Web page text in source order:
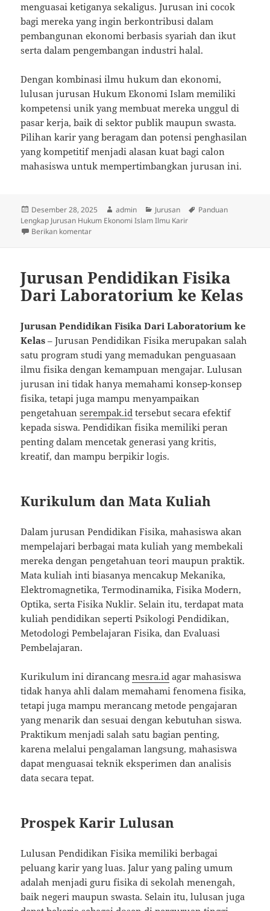
menguasai ketiganya sekaligus. Jurusan ini cocok
bagi mereka yang ingin berkontribusi dalam
pembangunan ekonomi berbasis syariah dan ikut
serta dalam pengembangan industri halal.
Dengan kombinasi ilmu hukum dan ekonomi,
lulusan jurusan Hukum Ekonomi Islam memiliki
kompetensi unik yang membuat mereka unggul di
pasar kerja, baik di sektor publik maupun swasta.
Pilihan karir yang beragam dan potensi penghasilan
yang kompetitif menjadi alasan kuat bagi calon
mahasiswa untuk mempertimbangkan jurusan ini.
Diposkan
pada
Desember 28, 2025 Penulis
admin Kategori
Jurusan Tag
Panduan
Lengkap Jurusan Hukum Ekonomi Islam Ilmu Karir
Berikan komentaruntuk Panduan Lengkap Jurusan Hukum Ekonomi
Jurusan Pendidikan Fisika
Dari Laboratorium ke Kelas
Jurusan Pendidikan Fisika Dari Laboratorium ke
Kelas – Jurusan Pendidikan Fisika merupakan salah
satu program studi yang memadukan penguasaan
ilmu fisika dengan kemampuan mengajar. Lulusan
jurusan ini tidak hanya memahami konsep-konsep
fisika, tetapi juga mampu menyampaikan
pengetahuanserempak.id tersebut secara efektif
kepada siswa. Pendidikan fisika memiliki peran
penting dalam mencetak generasi yang kritis,
kreatif, dan mampu berpikir logis.
Kurikulum dan Mata Kuliah
Dalam jurusan Pendidikan Fisika, mahasiswa akan
mempelajari berbagai mata kuliah yang membekali
mereka dengan pengetahuan teori maupun praktik.
Mata kuliah inti biasanya mencakup Mekanika,
Elektromagnetika, Termodinamika, Fisika Modern,
Optika, serta Fisika Nuklir. Selain itu, terdapat mata
kuliah pendidikan seperti Psikologi Pendidikan,
Metodologi Pembelajaran Fisika, dan Evaluasi
Pembelajaran.
Kurikulum ini dirancangmesra.id agar mahasiswa
tidak hanya ahli dalam memahami fenomena fisika,
tetapi juga mampu merancang metode pengajaran
yang menarik dan sesuai dengan kebutuhan siswa.
Praktikum menjadi salah satu bagian penting,
karena melalui pengalaman langsung, mahasiswa
dapat menguasai teknik eksperimen dan analisis
data secara tepat.
Prospek Karir Lulusan
Lulusan Pendidikan Fisika memiliki berbagai
peluang karir yang luas. Jalur yang paling umum
adalah menjadi guru fisika di sekolah menengah,
baik negeri maupun swasta. Selain itu, lulusan juga